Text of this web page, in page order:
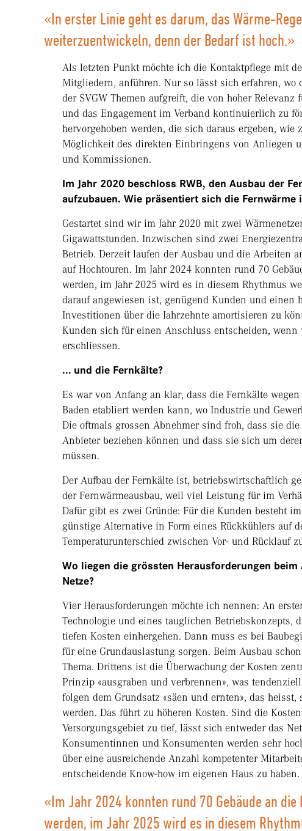
«In erster Linie geht es darum, das Wärme-
weiterzuentwickeln, denn der Bedarf ist hoch.»
Als letzten Punkt möchte ich die Kontaktpflege mit
Mitgliedern, anführen. Nur so lässt sich erfahren, wo
der SVGW Themen aufgreift, die von hoher
und das Engagement im Verband kontinuierlich zu
hervorgehoben werden, die sich daraus ergeben,
Möglichkeit des direkten Einbringens von Anliegen
und Kommissionen.
Im Jahr 2020 beschloss RWB, den Ausbau der
aufzubauen. Wie präsentiert sich die Fernwärme
Gestartet sind wir im Jahr 2020 mit zwei
Gigawattstunden. Inzwischen sind zwei
Betrieb. Derzeit laufen der Ausbau und die Arbeiten
auf Hochtouren. Im Jahr 2024 konnten rund 70
werden, im Jahr 2025 wird es in diesem Rhythmus
darauf angewiesen ist, genügend Kunden und einen
Investitionen über die Jahrzehnte amortisieren zu
Kunden sich für einen Anschluss entscheiden,
erschliessen.
... und die Fernkälte?
Es war von Anfang an klar, dass die Fernkälte
Baden etabliert werden kann, wo Industrie und
Die oftmals grossen Abnehmer sind froh, dass sie
Anbieter beziehen können und dass sie sich um
müssen.
Der Aufbau der Fernkälte ist, betriebswirtschaftlich
der Fernwärmeausbau, weil viel Leistung für im
Dafür gibt es zwei Gründe: Für die Kunden besteht
günstige Alternative in Form eines Rückkühlers auf
Temperaturunterschied zwischen Vor- und Rücklauf
Wo liegen die grössten Herausforderungen
Netze?
Vier Herausforderungen möchte ich nennen: An
Technologie und eines tauglichen Betriebskonzepts,
tiefen Kosten einhergehen. Dann muss es bei
für eine Grundauslastung sorgen. Beim Ausbau
Thema. Drittens ist die Überwachung der Kosten
Prinzip «ausgraben und verbrennen», was
folgen dem Grundsatz «säen und ernten», das
werden. Das führt zu höheren Kosten. Sind die
Versorgungsgebiet zu tief, lässt sich entweder das
Konsumentinnen und Konsumenten werden sehr
über eine ausreichende Anzahl kompetenter
entscheidende Know-how im eigenen Haus zu haben.
«Im Jahr 2024 konnten rund 70 Gebäude an
werden, im Jahr 2025 wird es in diesem